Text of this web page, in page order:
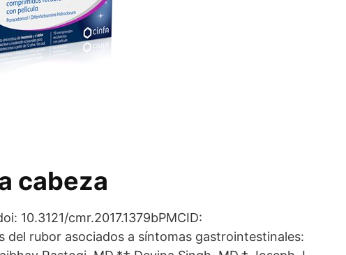
cabeza
10.3121/cmr.2017.1379bPMCID:
del rubor asociados a síntomas gastrointestinales: